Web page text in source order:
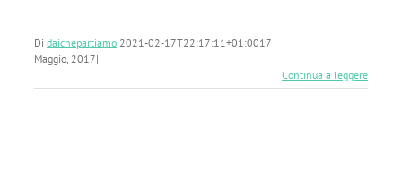
Di daichepartiamo|2021-02-17T22:17:11+01:0017
Maggio, 2017|
Continua a leggere